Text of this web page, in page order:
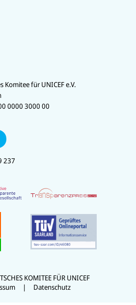
Komitee für UNICEF e.V.
0000 3000 00
237
KOMITEE FÜR UNICEF
Datenschutz